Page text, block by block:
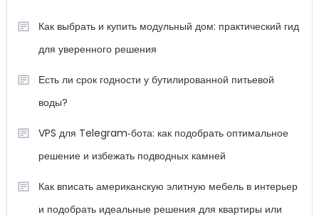
Как выбрать и купить модульный дом: практический гид
для уверенного решения
Есть ли срок годности у бутилированной питьевой
воды?
VPS для Telegram‑бота: как подобрать оптимальное
решение и избежать подводных камней
Как вписать американскую элитную мебель в интерьер
и подобрать идеальные решения для квартиры или